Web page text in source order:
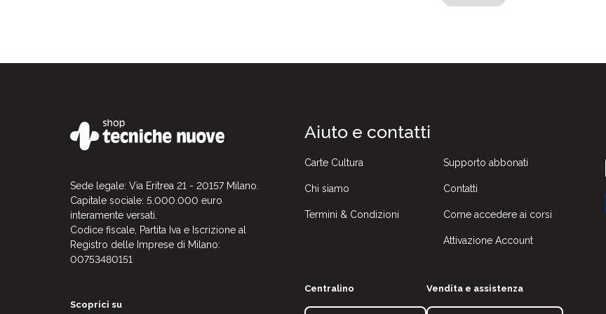
Sede legale: Via Eritrea 21 - 20157 Milano.
Capitale sociale: 5.000.000 euro
interamente versati.
Codice fiscale, Partita Iva e Iscrizione al
Registro delle Imprese di Milano:
00753480151
Scoprici su
Aiuto e contatti
Carte Cultura
Chi siamo
Termini & Condizioni
Supporto abbonati
Contatti
Come accedere ai corsi
Attivazione Account
Centralino Vendita e assistenza